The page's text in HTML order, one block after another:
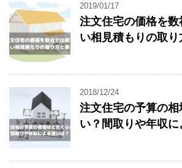
2019/01/17
注文住宅の価格を
い相見積もりの取
2018/12/24
注文住宅の予算の相
い？間取りや年収に